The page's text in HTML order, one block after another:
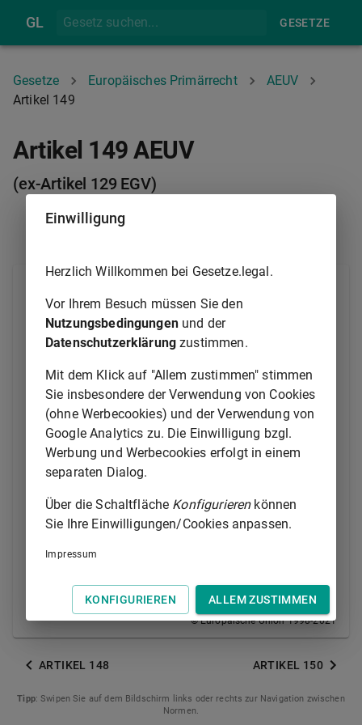
GL GESETZE
Gesetze Europäisches Primärrecht
AEUV
Artikel 149
Artikel 149 AEUV
(ex-Artikel 129 EGV)
gemäß dem ordentlichen Gesetzgebungsverfahren
und nach Anhörung des Wirtschafts- und
Sozialausschusses sowie des Ausschusses der
Zusammenarbeit zwischen den Mitgliedstaaten und
zur Unterstützung ihrer Beschäftigungsmaßnahmen
durch Initiativen beschließen, die darauf abzielen,
den Austausch von Informationen und bewährten
Verfahren zu entwickeln, vergleichende Analysen und
Gutachten bereitzustellen sowie innovative Ansätze
zu fördern und Erfahrungen zu bewerten, und zwar
insbesondere durch den Rückgriff auf Pilotvorhaben.
Diese Maßnahmen schließen keinerlei
Verwaltungsvorschriften der Mitgliedstaaten ein.
© Europäische Union 1998-2021
ARTIKEL 148 ARTIKEL 150
Tipp: Swipen Sie auf dem Bildschirm links oder rechts zur Navigation zwischen
Normen.
Einwilligung
Herzlich Willkommen bei Gesetze.legal.
Vor Ihrem Besuch müssen Sie den
Nutzungsbedingungenund der
Datenschutzerklärung zustimmen.
Mit dem Klick auf "Allem zustimmen" stimmen
Sie insbesondere der Verwendung von Cookies
(ohne Werbecookies) und der Verwendung von
Google Analytics zu. Die Einwilligung bzgl.
Werbung und Werbecookies erfolgt in einem
separaten Dialog.
Über die Schaltfläche Konfigurierenkönnen
Sie Ihre Einwilligungen/Cookies anpassen.
Impressum
KONFIGURIEREN ALLEM ZUSTIMMEN